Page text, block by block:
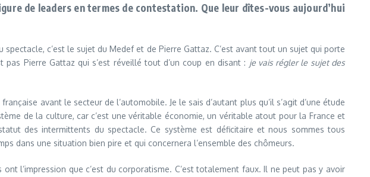
de leaders en termes de contestation. Que leur dîtes-vous aujourd’hui
c’est le sujet du Medef et de Pierre Gattaz. C’est avant tout un sujet qui porte
Pierre Gattaz qui s’est réveillé tout d’un coup en disant : je vais régler le sujet des
avant le secteur de l’automobile. Je le sais d’autant plus qu’il s’agit d’une étude
de la culture, car c’est une véritable économie, un véritable atout pour la France et
des intermittents du spectacle. Ce système est déficitaire et nous sommes tous
dans une situation bien pire et qui concernera l’ensemble des chômeurs.
l’impression que c’est du corporatisme. C’est totalement faux. Il ne peut pas y avoir